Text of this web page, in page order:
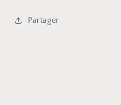
Partager